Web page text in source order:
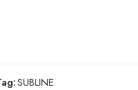
SUBLINE